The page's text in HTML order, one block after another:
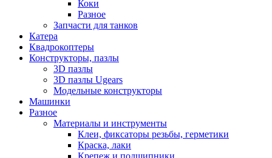
Коки
Разное
Запчасти для танков
Катера
Квадрокоптеры
Конструкторы, пазлы
3D пазлы
3D пазлы Ugears
Модельные конструкторы
Машинки
Разное
Материалы и инструменты
Клеи, фиксаторы резьбы, герметики
Краска, лаки
Крепеж и подшипники